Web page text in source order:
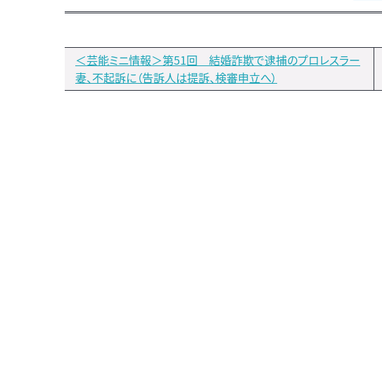
＜芸能ミニ情報＞第51回 結婚詐欺で逮捕のプロレスラー
妻、不起訴に（告訴人は提訴、検審申立へ）